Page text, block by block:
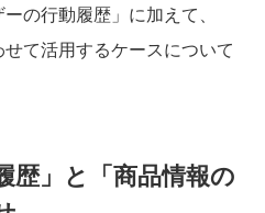
の行動履歴」に加えて、
せて活用するケースについて
歴」と「商品情報の